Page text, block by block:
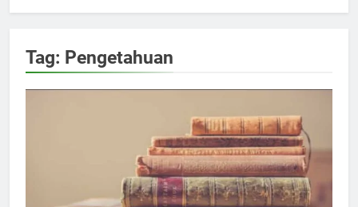
Tag: Pengetahuan